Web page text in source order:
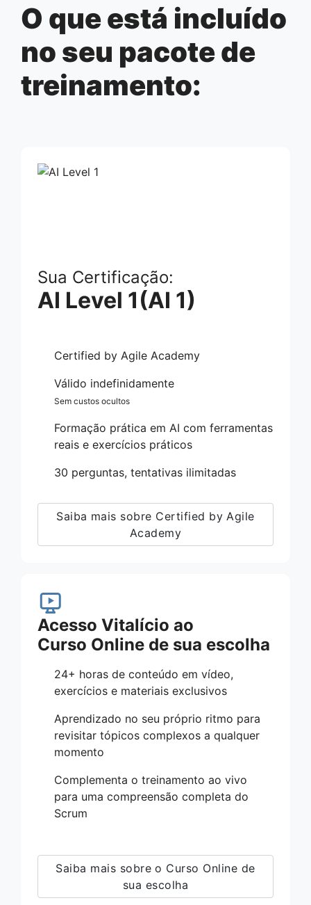
O que está incluído
no seu pacote de
treinamento:
Sua Certificação:
AI Level 1(AI 1)
Certified by Agile Academy
Válido indefinidamente
Sem custos ocultos
Formação prática em AI com ferramentas
reais e exercícios práticos
30 perguntas, tentativas ilimitadas
Saiba mais sobre Certified by Agile
Academy
Acesso Vitalício ao
Curso Online de sua escolha
24+ horas de conteúdo em vídeo,
exercícios e materiais exclusivos
Aprendizado no seu próprio ritmo para
revisitar tópicos complexos a qualquer
momento
Complementa o treinamento ao vivo
para uma compreensão completa do
Scrum
Saiba mais sobre o Curso Online de
sua escolha